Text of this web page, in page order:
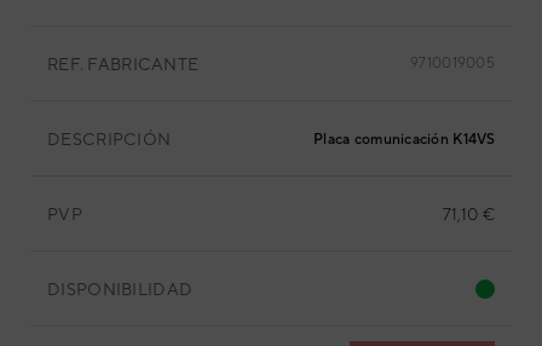
REF. FABRICANTE 9710019005
DESCRIPCIÓN Placa comunicación K14VS-
PVP 71,10 €
DISPONIBILIDAD